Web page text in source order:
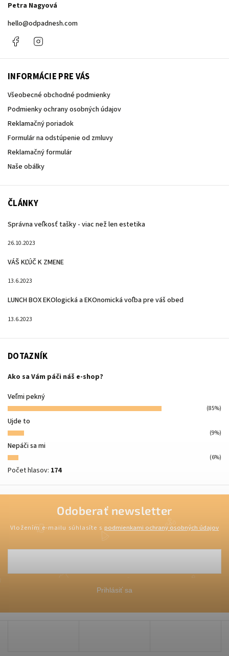
Petra Nagyová
hello@odpadnesh.com
Facebook
INFORMÁCIE PRE VÁS
Všeobecné obchodné podmienky
Podmienky ochrany osobných údajov
Reklamačný poriadok
Formulár na odstúpenie od zmluvy
Reklamačný formulár
Naše obálky
ČLÁNKY
Správna veľkosť tašky - viac než len estetika
26.10.2023
VÁŠ KĽÚČ K ZMENE
13.6.2023
LUNCH BOX EKOlogická a EKOnomická voľba pre váš obed
13.6.2023
DOTAZNÍK
Ako sa Vám páči náš e-shop?
Veľmi pekný
(85%)
Ujde to
(9%)
Nepáči sa mi
(6%)
Počet hlasov: 174
Odoberať newsletter
Vložením e-mailu súhlasíte s podmienkami ochrany osobných údajov
Prihlásiť sa